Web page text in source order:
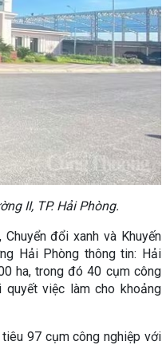
II, TP. Hải Phòng.
đổi xanh và Khuyến
Hải Phòng thông tin: Hải
ha, trong đó 40 cụm công
việc làm cho khoảng
97 cụm công nghiệp với